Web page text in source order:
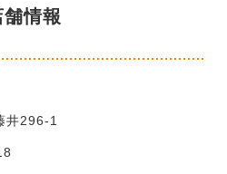
舗情報
井296-1